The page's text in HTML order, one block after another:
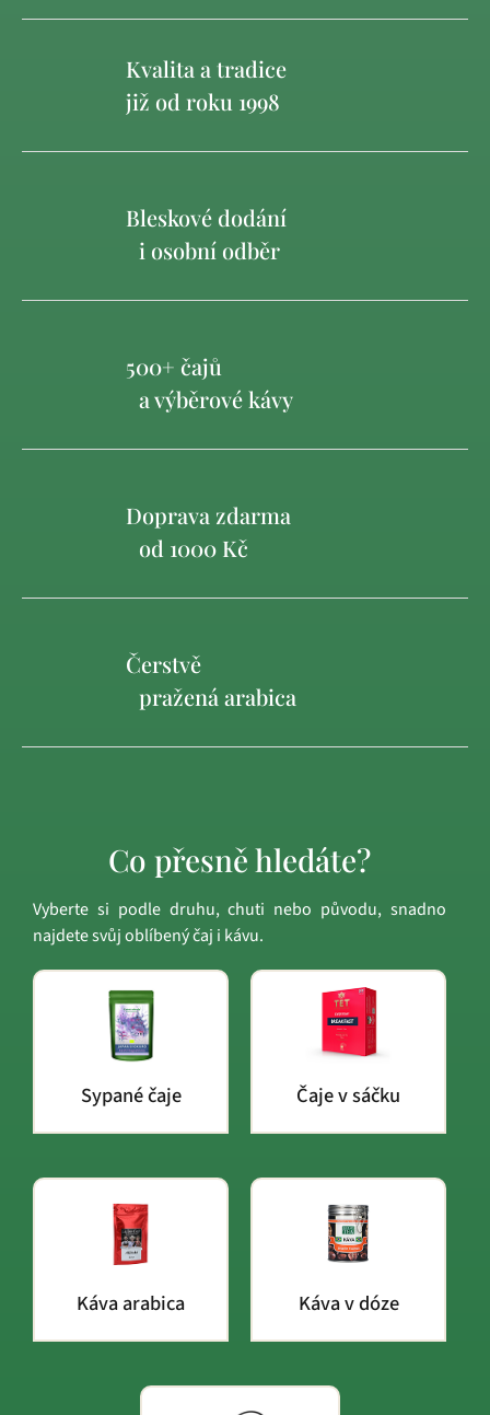
Kvalita a tradice
již od roku 1998
Bleskové dodání
i osobní odběr
500+ čajů
a výběrové kávy
Doprava zdarma
od 1000 Kč
Čerstvě
pražená arabica
Co přesně hledáte?
Vyberte si podle druhu, chuti nebo původu, snadno
najdete svůj oblíbený čaj i kávu.
Sypané čaje Čaje v sáčku
Káva arabica Káva v dóze